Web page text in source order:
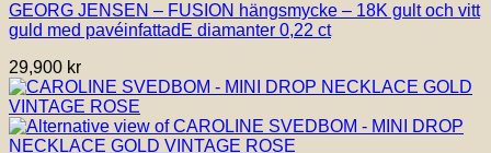
GEORG JENSEN – FUSION hängsmycke – 18K gult och vitt
guld med pavéinfattadE diamanter 0,22 ct
29,900 kr